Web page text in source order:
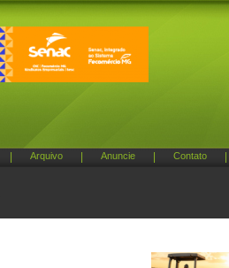
Arquivo Anuncie Contato